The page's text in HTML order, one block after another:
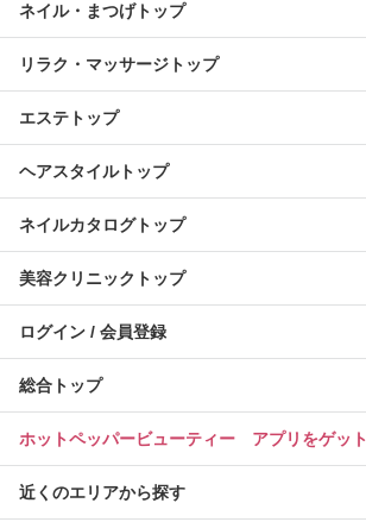
ネイル・まつげトップ
リラク・マッサージトップ
エステトップ
ヘアスタイルトップ
ネイルカタログトップ
美容クリニックトップ
ログイン / 会員登録
総合トップ
ホットペッパービューティー アプリをゲット
近くのエリアから探す